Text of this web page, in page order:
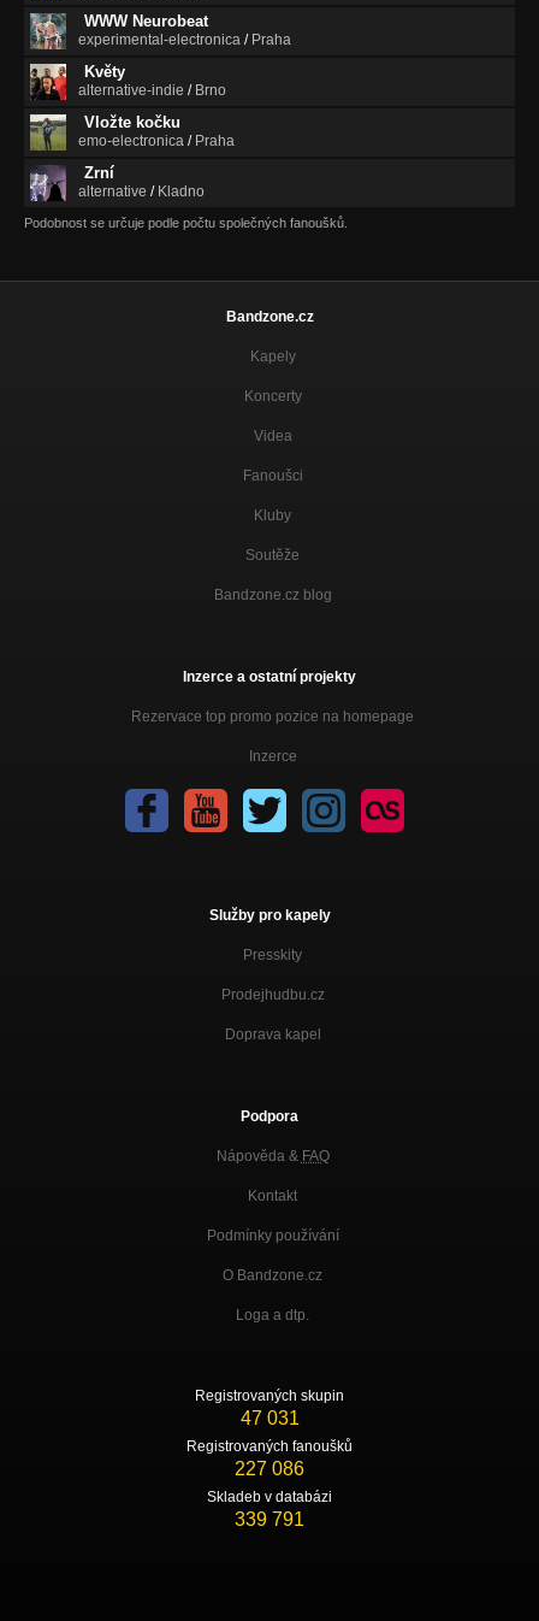
WWW Neurobeat
experimental-electronica / Praha
Květy
alternative-indie / Brno
Vložte kočku
emo-electronica / Praha
Zrní
alternative / Kladno
Podobnost se určuje podle počtu společných fanoušků.
Bandzone.cz
Kapely
Koncerty
Videa
Fanoušci
Kluby
Soutěže
Bandzone.cz blog
Inzerce a ostatní projekty
Rezervace top promo pozice na homepage
Inzerce
Služby pro kapely
Presskity
Prodejhudbu.cz
Doprava kapel
Podpora
Nápověda & FAQ
Kontakt
Podmínky používání
O Bandzone.cz
Loga a dtp.
Registrovaných skupin
47 031
Registrovaných fanoušků
227 086
Skladeb v databázi
339 791